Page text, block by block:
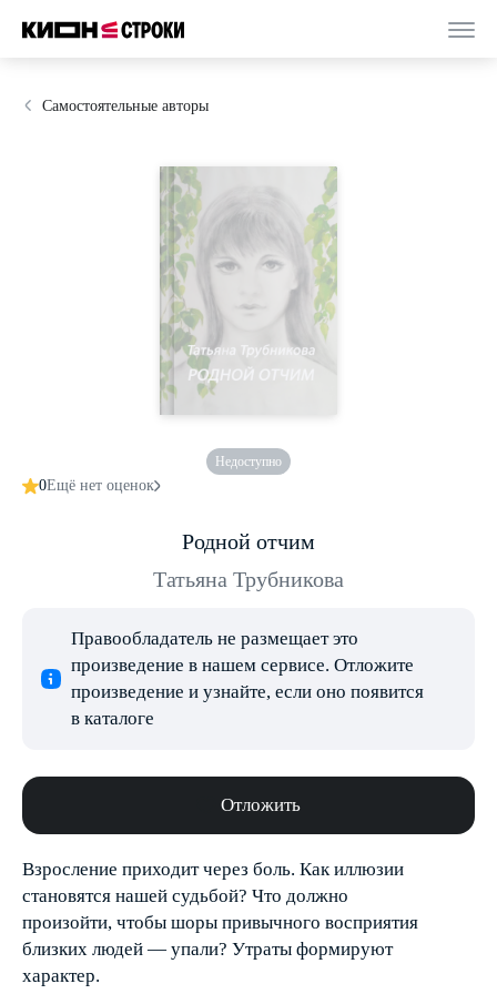
Самостоятельные авторы
Недоступно
0Ещё нет оценок
Родной отчим
Татьяна Трубникова
Правообладатель не размещает это
произведение в нашем сервисе. Отложите
произведение и узнайте, если оно появится
в каталоге
Отложить
Взросление приходит через боль. Как иллюзии
становятся нашей судьбой? Что должно
произойти, чтобы шоры привычного восприятия
близких людей — упали? Утраты формируют
характер.